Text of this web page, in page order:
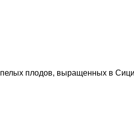
плодов, выращенных в